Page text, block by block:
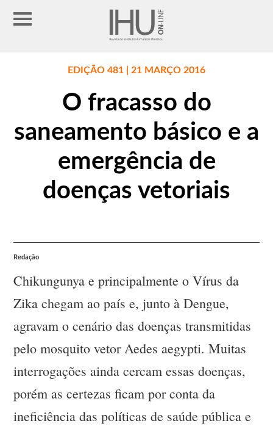
EDIÇÃO 481 | 21 MARÇO 2016
O fracasso do
saneamento básico e a
emergência de
doenças vetoriais
Redação
Chikungunya e principalmente o Vírus da
Zika chegam ao país e, junto à Dengue,
agravam o cenário das doenças transmitidas
pelo mosquito vetor Aedes aegypti. Muitas
interrogações ainda cercam essas doenças,
porém as certezas ficam por conta da
ineficiência das políticas de saúde pública e